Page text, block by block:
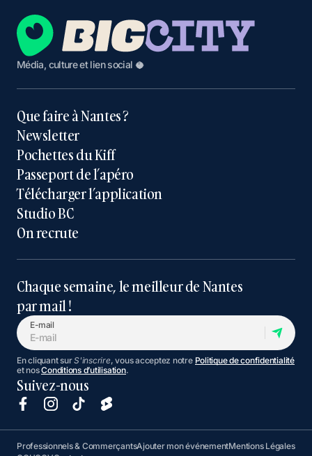
Média, culture et lien social 🥥
Que faire à Nantes ?
Newsletter
Pochettes du Kiff
Passeport de l’apéro
Télécharger l’application
Studio BC
On recrute
Chaque semaine, le meilleur de Nantes
par mail !
E-mail
En cliquant surS'inscrire, vous acceptez notre Politique de confidentialité
et nosConditions d’utilisation.
Suivez-nous
Professionnels & CommerçantsAjouter mon événementMentions Légales